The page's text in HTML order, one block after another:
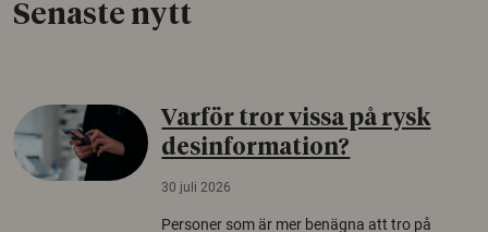
Senaste nytt
Varför tror vissa på rysk
desinformation?
30 juli 2026
Personer som är mer benägna att tro på